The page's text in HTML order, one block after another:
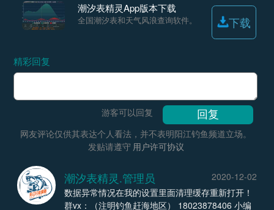
潮汐表精灵App版本下载
全国潮汐表和天气风浪查询软件。 下载
精彩回复
游客可以回复
网友评论仅供其表达个人看法，并不表明阳江钓鱼频道立场。
发贴请遵守 用户许可协议
潮汐表精灵.管理员
2020-12-02
数据异常情况在我的设置里面清理缓存重新打开！
群vx：（注明钓鱼赶海地区） 18023878406 小编